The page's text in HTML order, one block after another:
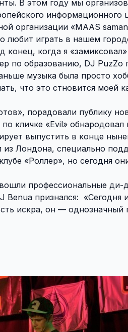
В этом году мы
информационного
организации «МААS
играть в нашем
когда я «замиксовал»
по образованию, DJ PuzZo
музыка была просто
что это стновится моей
порадовали публику
кличке «Evil»
выпустить в конце
Лондона, специально
«Роллер», но сегодня
профессиональные ди-
признался: «Сегодня
искра, он — однозначный